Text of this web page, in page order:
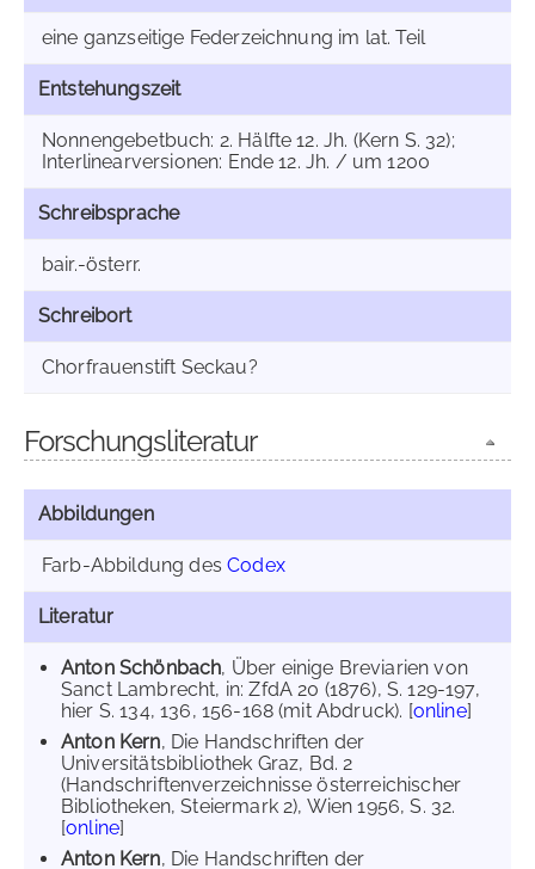
eine ganzseitige Federzeichnung im lat. Teil
Entstehungszeit
Nonnengebetbuch: 2. Hälfte 12. Jh. (Kern S. 32);
Interlinearversionen: Ende 12. Jh. / um 1200
Schreibsprache
bair.-österr.
Schreibort
Chorfrauenstift Seckau?
Forschungsliteratur
Abbildungen
Farb-Abbildung desCodex
Literatur
Anton Schönbach, Über einige Breviarien von
Sanct Lambrecht, in: ZfdA 20 (1876), S. 129-197,
hier S. 134, 136, 156-168 (mit Abdruck). [online]
Anton Kern, Die Handschriften der
Universitätsbibliothek Graz, Bd. 2
(Handschriftenverzeichnisse österreichischer
Bibliotheken, Steiermark 2), Wien 1956, S. 32.
[online]
Anton Kern, Die Handschriften der